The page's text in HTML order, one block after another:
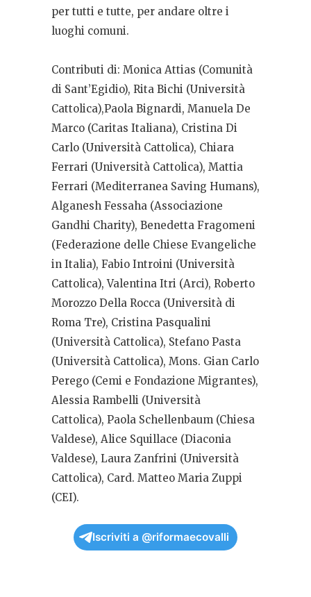
per tutti e tutte, per andare oltre i
luoghi comuni.
Contributi di: Monica Attias (Comunità
di Sant’Egidio), Rita Bichi (Università
Cattolica),Paola Bignardi, Manuela De
Marco (Caritas Italiana), Cristina Di
Carlo (Università Cattolica), Chiara
Ferrari (Università Cattolica), Mattia
Ferrari (Mediterranea Saving Humans),
Alganesh Fessaha (Associazione
Gandhi Charity), Benedetta Fragomeni
(Federazione delle Chiese Evangeliche
in Italia), Fabio Introini (Università
Cattolica), Valentina Itri (Arci), Roberto
Morozzo Della Rocca (Università di
Roma Tre), Cristina Pasqualini
(Università Cattolica), Stefano Pasta
(Università Cattolica), Mons. Gian Carlo
Perego (Cemi e Fondazione Migrantes),
Alessia Rambelli (Università
Cattolica), Paola Schellenbaum (Chiesa
Valdese), Alice Squillace (Diaconia
Valdese), Laura Zanfrini (Università
Cattolica), Card. Matteo Maria Zuppi
(CEI).
Iscriviti a @riformaecovalli